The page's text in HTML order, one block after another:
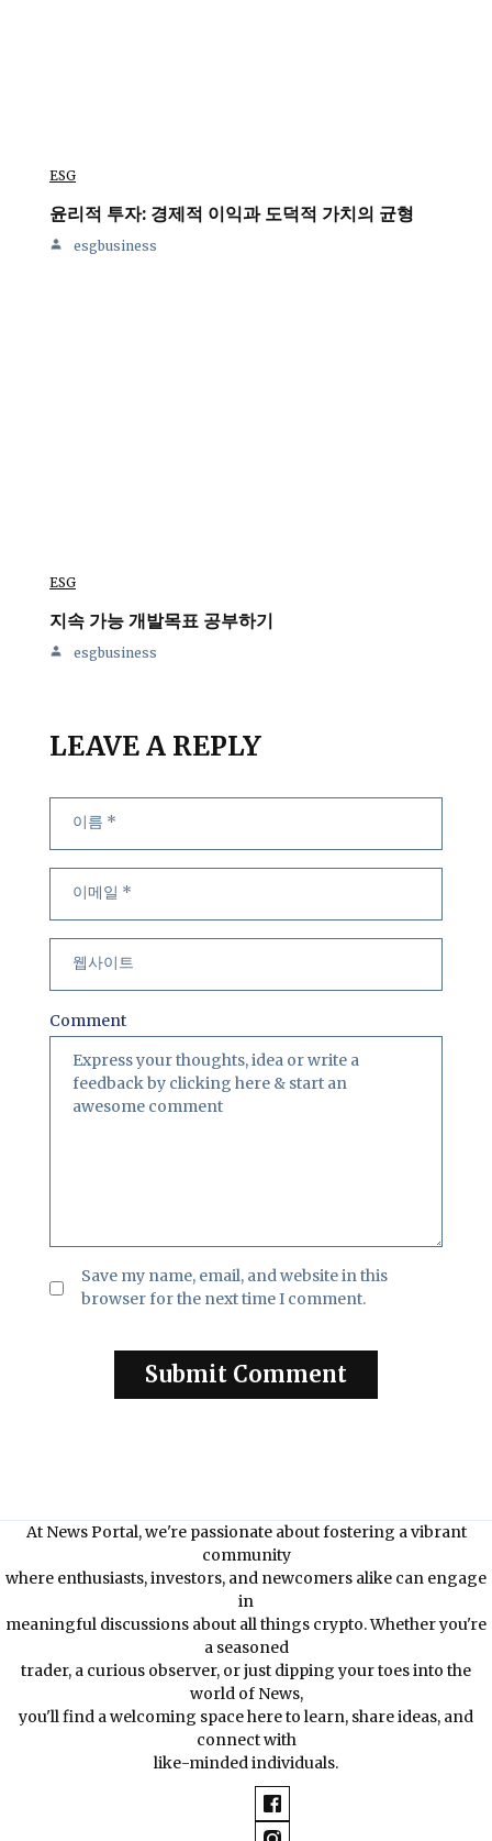
ESG
윤리적 투자: 경제적 이익과 도덕적 가치의 균형
esgbusiness
ESG
지속 가능 개발목표 공부하기
esgbusiness
LEAVE A REPLY
Comment
Save my name, email, and website in this
browser for the next time I comment.
At News Portal, we're passionate about fostering a vibrant
community
where enthusiasts, investors, and newcomers alike can engage
in
meaningful discussions about all things crypto. Whether you're
a seasoned
trader, a curious observer, or just dipping your toes into the
world of News,
you'll find a welcoming space here to learn, share ideas, and
connect with
like-minded individuals.